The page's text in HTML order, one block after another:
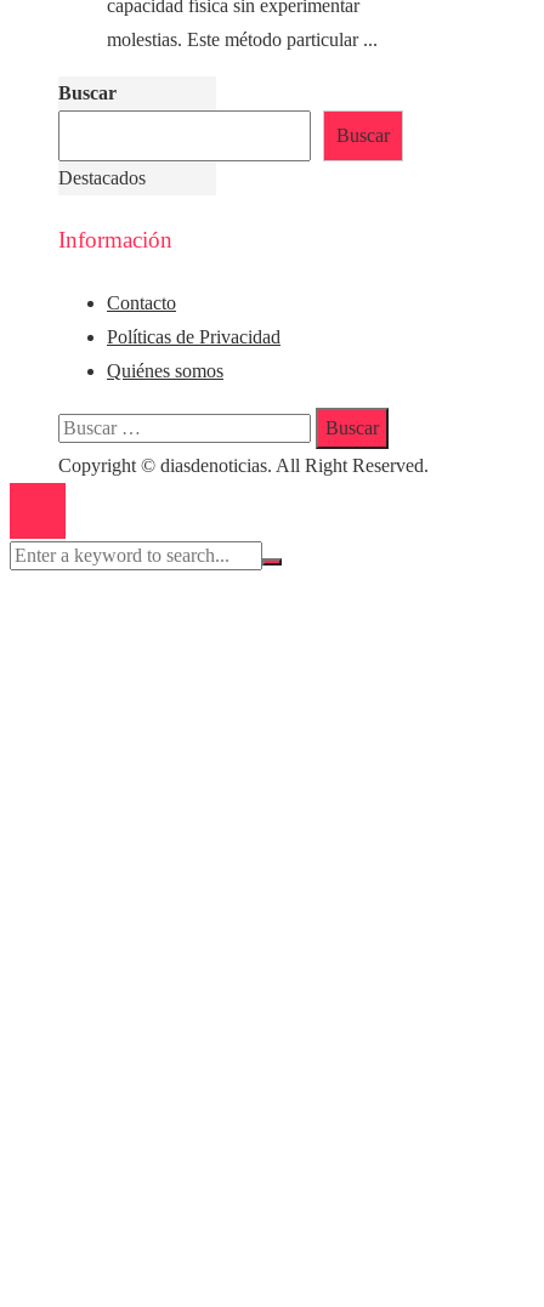
capacidad física sin experimentar
molestias. Este método particular ...
Buscar
Buscar
Destacados
Información
Contacto
Políticas de Privacidad
Quiénes somos
Buscar:
Copyright © diasdenoticias. All Right Reserved.